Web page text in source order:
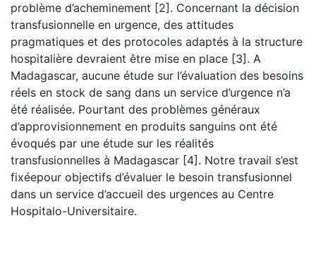
problème d’acheminement [2]. Concernant la décision
transfusionnelle en urgence, des attitudes
pragmatiques et des protocoles adaptés à la structure
hospitalière devraient être mise en place [3]. A
Madagascar, aucune étude sur l’évaluation des besoins
réels en stock de sang dans un service d’urgence n’a
été réalisée. Pourtant des problèmes généraux
d’approvisionnement en produits sanguins ont été
évoqués par une étude sur les réalités
transfusionnelles à Madagascar [4]. Notre travail s’est
fixéepour objectifs d’évaluer le besoin transfusionnel
dans un service d’accueil des urgences au Centre
Hospitalo-Universitaire.